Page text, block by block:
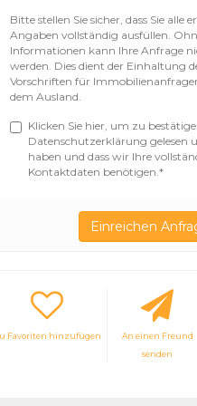
Bitte stellen Sie sicher, dass Sie alle
Angaben vollständig ausfüllen.
Informationen kann Ihre Anfrage
werden. Dies dient der Einhaltung
Vorschriften für
dem Ausland.
Klicken Sie hier, um zu
Datenschutzerklärung gelesen
haben und dass wir Ihre
Kontaktdaten benötigen.*
Favoriten hinzufügen
An einen Freund
senden